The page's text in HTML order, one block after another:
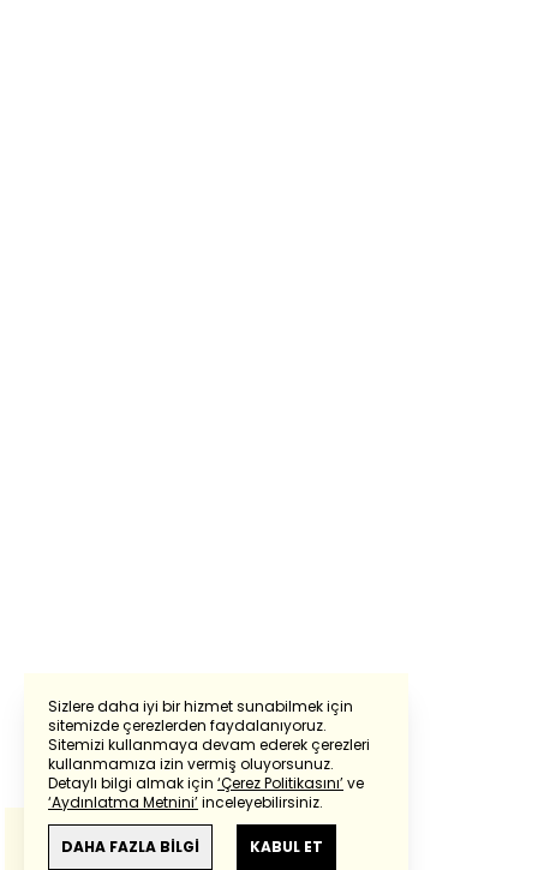
Sizlere daha iyi bir hizmet sunabilmek için
sitemizde çerezlerden faydalanıyoruz.
Sitemizi kullanmaya devam ederek çerezleri
kullanmamıza izin vermiş oluyorsunuz.
Detaylı bilgi almak için ‘Çerez Politikasını’ve
‘Aydınlatma Metnini’inceleyebilirsiniz.
DAHA FAZLA BİLGİ KABUL ET
Powered by Translate
Bu çevirideGoogle Transletekullanılmıştır.
Anlam ve çeviri hatalarından
haberturk.com
sorumlu değildir.